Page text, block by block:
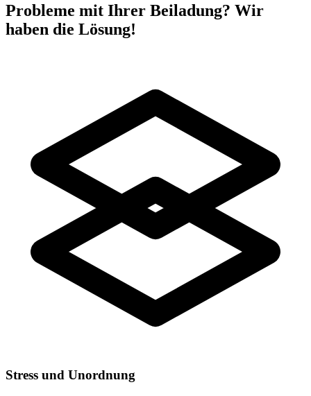
Probleme mit Ihrer Beiladung? Wir
haben die Lösung!
Stress und Unordnung